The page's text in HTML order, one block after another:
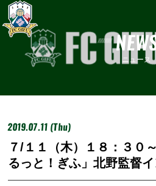
ニュース
2019.07.11 (Thu)
７/１１（木）１８：３０
るっと！ぎふ」北野監督